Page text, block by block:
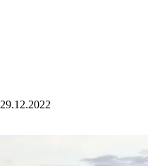
29.12.2022